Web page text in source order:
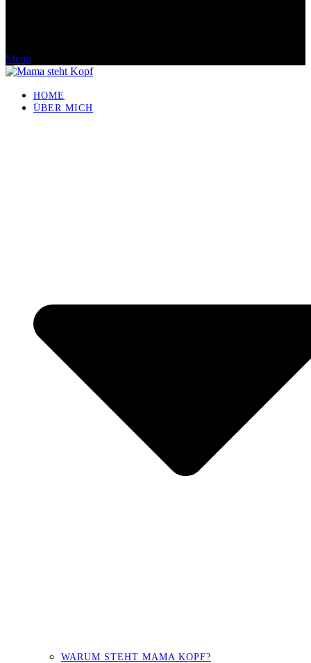
Menü
HOME
ÜBER MICH
WARUM STEHT MAMA KOPF?